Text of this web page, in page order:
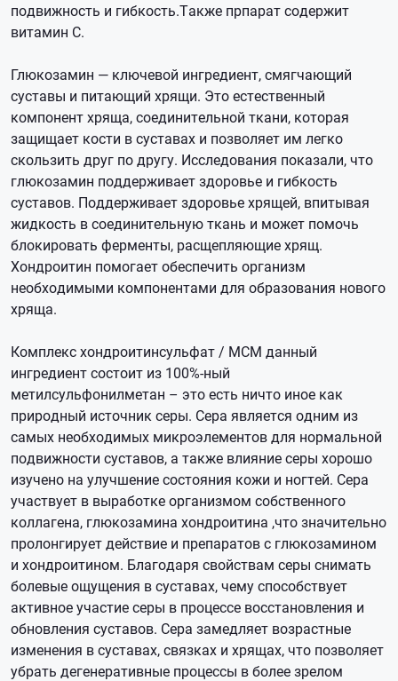
подвижность и гибкость.Также прпарат содержит
витамин С.
Глюкозамин — ключевой ингредиент, смягчающий
суставы и питающий хрящи. Это естественный
компонент хряща, соединительной ткани, которая
защищает кости в суставах и позволяет им легко
скользить друг по другу. Исследования показали, что
глюкозамин поддерживает здоровье и гибкость
суставов. Поддерживает здоровье хрящей, впитывая
жидкость в соединительную ткань и может помочь
блокировать ферменты, расщепляющие хрящ.
Хондроитин помогает обеспечить организм
необходимыми компонентами для образования нового
хряща.
Комплекс хондроитинсульфат / МСМ данный
ингредиент состоит из 100%-ный
метилсульфонилметан – это есть ничто иное как
природный источник серы. Сера является одним из
самых необходимых микроэлементов для нормальной
подвижности суставов, а также влияние серы хорошо
изучено на улучшение состояния кожи и ногтей. Сера
участвует в выработке организмом собственного
коллагена, глюкозамина хондроитина ,что значительно
пролонгирует действие и препаратов с глюкозамином
и хондроитином. Благодаря свойствам серы снимать
болевые ощущения в суставах, чему способствует
активное участие серы в процессе восстановления и
обновления суставов. Сера замедляет возрастные
изменения в суставах, связках и хрящах, что позволяет
убрать дегенеративные процессы в более зрелом